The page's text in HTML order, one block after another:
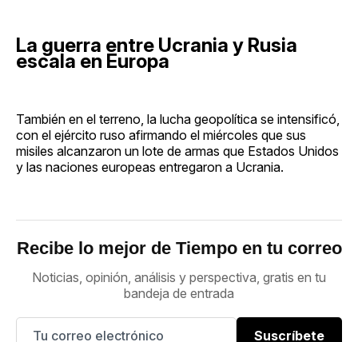
La guerra entre Ucrania y Rusia
escala en Europa
También en el terreno, la lucha geopolítica se intensificó,
con el ejército ruso afirmando el miércoles que sus
misiles alcanzaron un lote de armas que Estados Unidos
y las naciones europeas entregaron a Ucrania.
Recibe lo mejor de Tiempo en tu correo
Noticias, opinión, análisis y perspectiva, gratis en tu
bandeja de entrada
Suscríbete